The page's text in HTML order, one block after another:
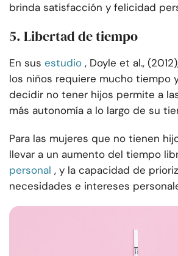
brinda satisfacción y felicidad
5. Libertad de tiempo
En sus estudio , Doyle et al.,
los niños requiere mucho tiempo
decidir no tener hijos permite a
más autonomía a lo largo de su
Para las mujeres que no tienen
llevar a un aumento del tiempo
personal , y la capacidad de
necesidades e intereses